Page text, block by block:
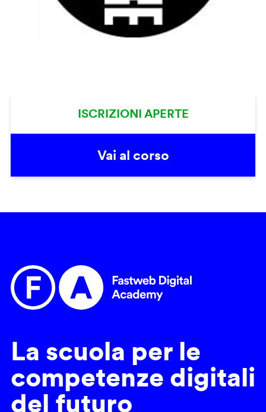
ISCRIZIONI APERTE
Vai al corso
La scuola per le
competenze digitali
del futuro